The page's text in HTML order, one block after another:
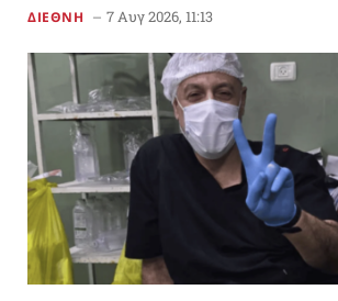
ΔΙΕΘΝΗ 7 Αυγ 2026, 11:13